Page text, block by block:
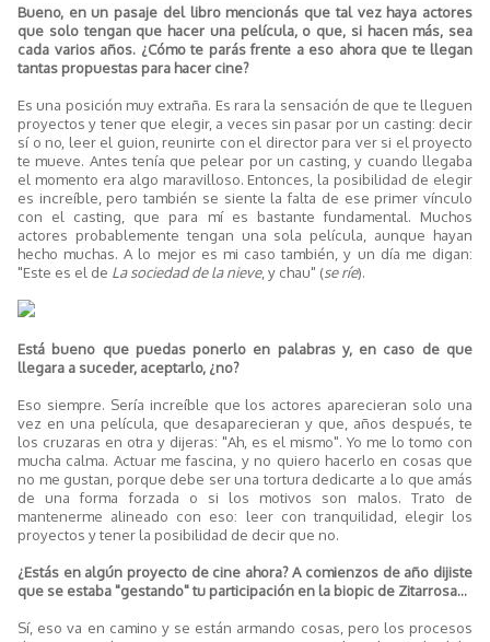
Bueno, en un pasaje del libro mencionás que tal vez haya actores
que solo tengan que hacer una película, o que, si hacen más, sea
cada varios años. ¿Cómo te parás frente a eso ahora que te llegan
tantas propuestas para hacer cine?
Es una posición muy extraña. Es rara la sensación de que te lleguen
proyectos y tener que elegir, a veces sin pasar por un casting: decir
sí o no, leer el guion, reunirte con el director para ver si el proyecto
te mueve. Antes tenía que pelear por un casting, y cuando llegaba
el momento era algo maravilloso. Entonces, la posibilidad de elegir
es increíble, pero también se siente la falta de ese primer vínculo
con el casting, que para mí es bastante fundamental. Muchos
actores probablemente tengan una sola película, aunque hayan
hecho muchas. A lo mejor es mi caso también, y un día me digan:
"Este es el de La sociedad de la nieve, y chau" (se ríe).
Está bueno que puedas ponerlo en palabras y, en caso de que
llegara a suceder, aceptarlo, ¿no?
Eso siempre. Sería increíble que los actores aparecieran solo una
vez en una película, que desaparecieran y que, años después, te
los cruzaras en otra y dijeras: "Ah, es el mismo". Yo me lo tomo con
mucha calma. Actuar me fascina, y no quiero hacerlo en cosas que
no me gustan, porque debe ser una tortura dedicarte a lo que amás
de una forma forzada o si los motivos son malos. Trato de
mantenerme alineado con eso: leer con tranquilidad, elegir los
proyectos y tener la posibilidad de decir que no.
¿Estás en algún proyecto de cine ahora? A comienzos de año dijiste
que se estaba "gestando" tu participación en la biopic de Zitarrosa...
Sí, eso va en camino y se están armando cosas, pero los procesos